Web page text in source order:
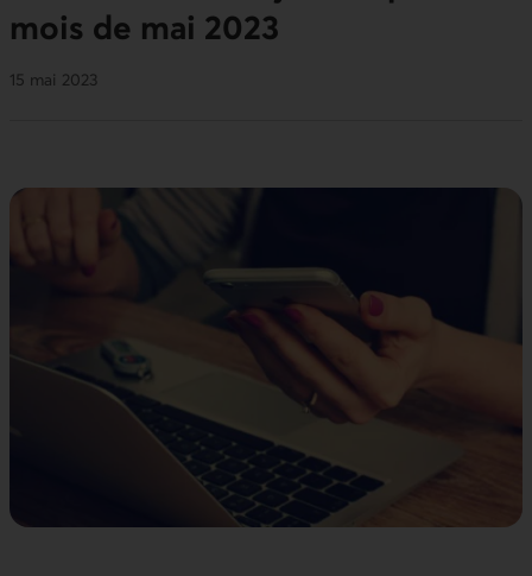
mois de mai 2023
15 mai 2023